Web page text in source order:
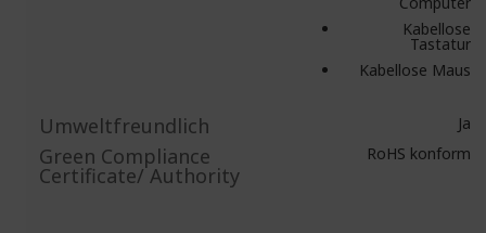
Kabellose
Tastatur
Kabellose Maus
Umweltfreundlich Ja
Green Compliance
Certificate/ Authority
RoHS konform